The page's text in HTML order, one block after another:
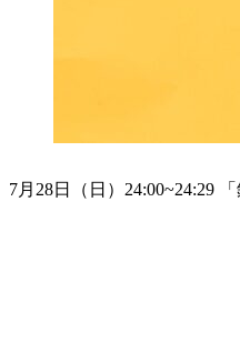
7月28日（日）24:00~24:29